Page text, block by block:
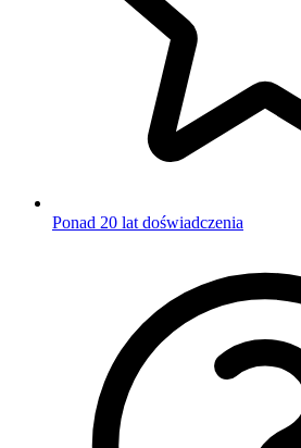
Ponad 20 lat doświadczenia